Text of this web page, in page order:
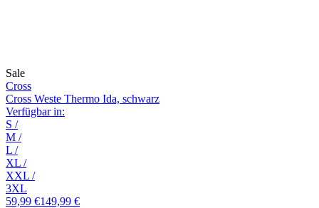
Sale
Cross
Cross Weste Thermo Ida, schwarz
Verfügbar in:
S /
M /
L /
XL /
XXL /
3XL
59,99 €149,99 €